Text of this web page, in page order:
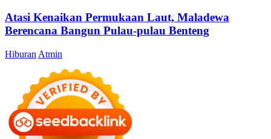
Atasi Kenaikan Permukaan Laut, Maladewa
Berencana Bangun Pulau-pulau Benteng
Hiburan Atmin